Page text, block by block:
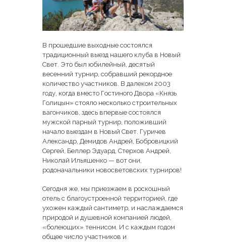
В прошедшие выходные состоялся
традиционный выезд нашего клуба в Новый
Свет. Это был юбилейный, десятый
весенний турнир, собравший рекордное
количество участников. В далеком 2003
году, когда вместо Гостиного Двора «Князь
Голицын» стояло несколько строительных
вагончиков, здесь впервые состоялся
мужской парный турнир, положивший
начало выездам в Новый Свет. Гуричев
Александр, Демидов Андрей, Бобровицкий
Сергей, Беллер Эдуард, Стерхов Андрей,
Николай Ильяшенко — вот они,
родоначальники новосветовских турниров!
Сегодня же, мы приезжаем в роскошный
отель с благоустроенной территорией, где
ухожен каждый сантиметр, и наслаждаемся
природой и душевной компанией людей,
«болеющих» теннисом. И с каждым годом
общее число участников и